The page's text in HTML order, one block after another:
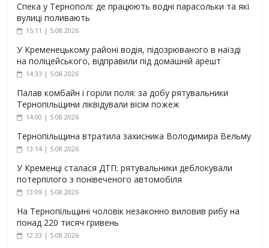
Спека у Тернополі: де працюють водні парасольки та які
вулиці поливають
15:11 | 5.08.2026
У Кременецькому районі водія, підозрюваного в наїзді
на поліцейського, відправили під домашній арешт
14:33 | 5.08.2026
Палав комбайн і горіли поля: за добу рятувальники
Тернопільщини ліквідували вісім пожеж
14:00 | 5.08.2026
Тернопільщина втратила захисника Володимира Вельму
13:14 | 5.08.2026
У Кременці сталася ДТП: рятувальники деблокували
потерпілого з понівеченого автомобіля
13:09 | 5.08.2026
На Тернопільщині чоловік незаконно виловив рибу на
понад 220 тисяч гривень
12:33 | 5.08.2026